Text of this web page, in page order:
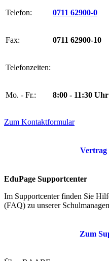
Telefon: 0711 62900-0
Fax: 0711 62900-10
Telefonzeiten:
Mo. - Fr.: 8:00 - 11:30 Uhr
Zum Kontaktformular
Vertrag
EduPage Supportcenter
Im Supportcenter finden Sie
(FAQ) zu unserer
Zum